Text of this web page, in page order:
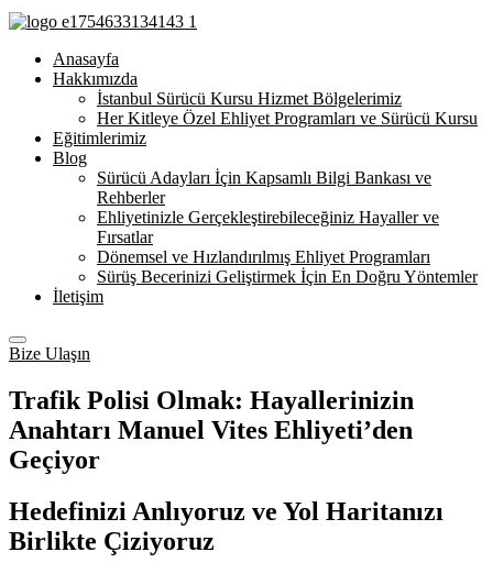
Anasayfa
Hakkımızda
İstanbul Sürücü Kursu Hizmet Bölgelerimiz
Her Kitleye Özel Ehliyet Programları ve Sürücü Kursu
Eğitimlerimiz
Blog
Sürücü Adayları İçin Kapsamlı Bilgi Bankası ve
Rehberler
Ehliyetinizle Gerçekleştirebileceğiniz Hayaller ve
Fırsatlar
Dönemsel ve Hızlandırılmış Ehliyet Programları
Sürüş Becerinizi Geliştirmek İçin En Doğru Yöntemler
İletişim
Bize Ulaşın
Trafik Polisi Olmak: Hayallerinizin
Anahtarı Manuel Vites Ehliyeti’den
Geçiyor
Hedefinizi Anlıyoruz ve Yol Haritanızı
Birlikte Çiziyoruz